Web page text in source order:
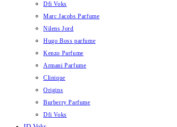
Dfi Voks
Marc Jacobs Parfume
Nilens Jord
Hugo Boss parfume
Kenzo Parfume
Armani Parfume
Clinique
Origins
Burberry Parfume
Dfi Voks